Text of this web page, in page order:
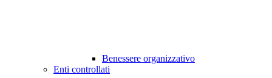
Benessere organizzativo
Enti controllati